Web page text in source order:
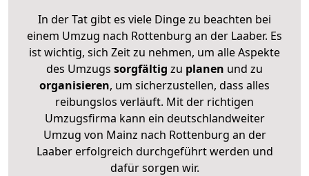
In der Tat gibt es viele Dinge zu beachten bei
einem Umzug nach Rottenburg an der Laaber. Es
ist wichtig, sich Zeit zu nehmen, um alle Aspekte
des Umzugs sorgfältig zu planen und zu
organisieren, um sicherzustellen, dass alles
reibungslos verläuft. Mit der richtigen
Umzugsfirma kann ein deutschlandweiter
Umzug von Mainz nach Rottenburg an der
Laaber erfolgreich durchgeführt werden und
dafür sorgen wir.